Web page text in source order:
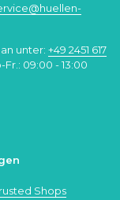
unter: +49 2451 617
Fr.: 09:00 - 13:00
Shops